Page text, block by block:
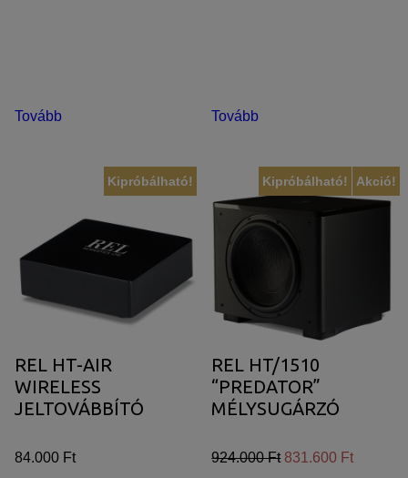
Tovább Tovább
Kipróbálható!
REL HT-AIR
WIRELESS
JELTOVÁBBÍTÓ
84.000 Ft
Akció!
Kipróbálható!
REL HT/1510
“PREDATOR”
MÉLYSUGÁRZÓ
924.000 Ft 831.600 Ft